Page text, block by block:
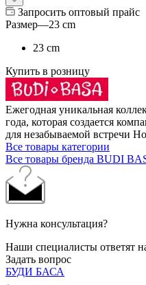
Запросить оптовый прайс
Размер—23 cm
23 cm
Купить в розницу
Ежегодная уникальная
года, которая создается
для незабываемой встречи
Все товары категории
Все товары бренда BUDI
Нужна консультация?
Наши специалисты ответят
Задать вопрос
БУДИ БАСА